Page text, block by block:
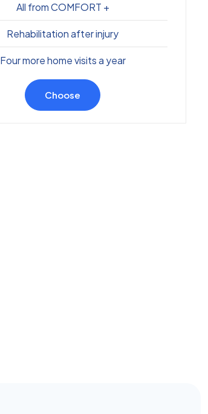
All from COMFORT +
Rehabilitation after injury
Four more home visits a year
Choose